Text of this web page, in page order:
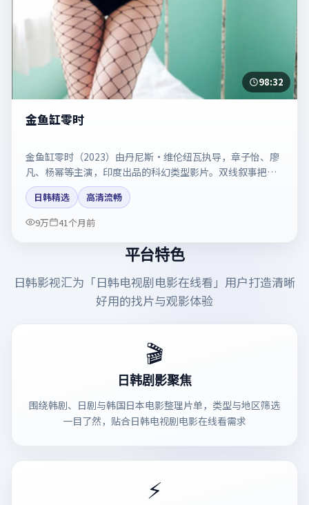
98:32
金鱼缸零时
金鱼缸零时（2023）由丹尼斯·维伦纽瓦执导，章子怡、廖
凡、杨幂等主演，印度出品的科幻类型影片。双线叙事把悬
念保持到最后一刻。剧情简介与主创信息可供检索参考，上
映日期以片方资料为准。
日韩精选
高清流畅
9万
41个月前
平台特色
日韩影视汇为「日韩电视剧电影在线看 」用户打造清晰
好用的找片与观影体验
🎬
日韩剧影聚焦
围绕韩剧、日剧与韩国日本电影整理片单，类型与地区筛选
一目了然，贴合日韩电视剧电影在线看需求
⚡